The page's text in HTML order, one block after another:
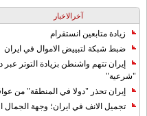
آخرالاخبار
زيادة متابعين انستقرام
ضبط شبكة لتبييض الاموال في ايران
إيران تتهم واشنطن بزيادة التوتر
"شرعية"
إيران تحذر "دولا في المنطقة" من
تجميل الانف في ايران؛ وجهة الجمال